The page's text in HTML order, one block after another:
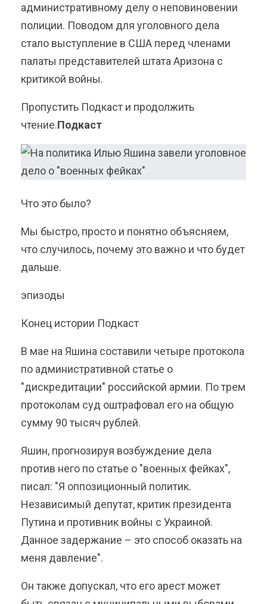
административному делу о неповиновении
полиции. Поводом для уголовного дела
стало выступление в США перед членами
палаты представителей штата Аризона с
критикой войны.
Пропустить Подкаст и продолжить
чтение.Подкаст
Что это было?
Мы быстро, просто и понятно объясняем,
что случилось, почему это важно и что будет
дальше.
эпизоды
Конец истории Подкаст
В мае на Яшина составили четыре протокола
по административной статье о
"дискредитации" российской армии. По трем
протоколам суд оштрафовал его на общую
сумму 90 тысяч рублей.
Яшин, прогнозируя возбуждение дела
против него по статье о "военных фейках",
писал: "Я оппозиционный политик.
Независимый депутат, критик президента
Путина и противник войны с Украиной.
Данное задержание – это способ оказать на
меня давление".
Он также допускал, что его арест может